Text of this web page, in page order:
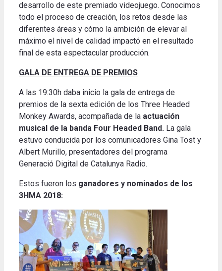
desarrollo de este premiado videojuego. Conocimos
todo el proceso de creación, los retos desde las
diferentes áreas y cómo la ambición de elevar al
máximo el nivel de calidad impactó en el resultado
final de esta espectacular producción.
GALA DE ENTREGA DE PREMIOS
A las 19:30h daba inicio la gala de entrega de
premios de la sexta edición de los Three Headed
Monkey Awards, acompañada de la actuación
musical de la banda Four Headed Band. La gala
estuvo conducida por los comunicadores Gina Tost y
Albert Murillo, presentadores del programa
Generació Digital de Catalunya Radio.
Estos fueron los ganadores y nominados de los
3HMA 2018: